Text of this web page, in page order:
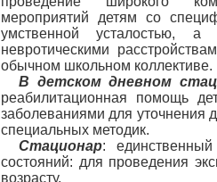
мероприятий детям со
умственной усталостью, а
невротическими
обычном школьном коллективе.
В детском дневном
реабилитационная помощь
заболеваниями для уточнения
специальных методик.
Стационар:
состояний: для проведения
возрасту.